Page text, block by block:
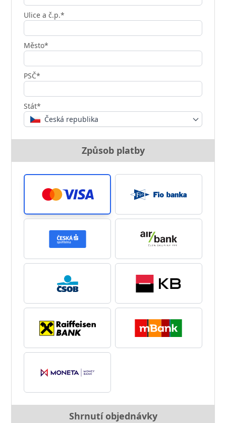
Ulice a č.p.*
Město*
PSČ*
Stát*
Česká republika
Způsob platby
Shrnutí objednávky